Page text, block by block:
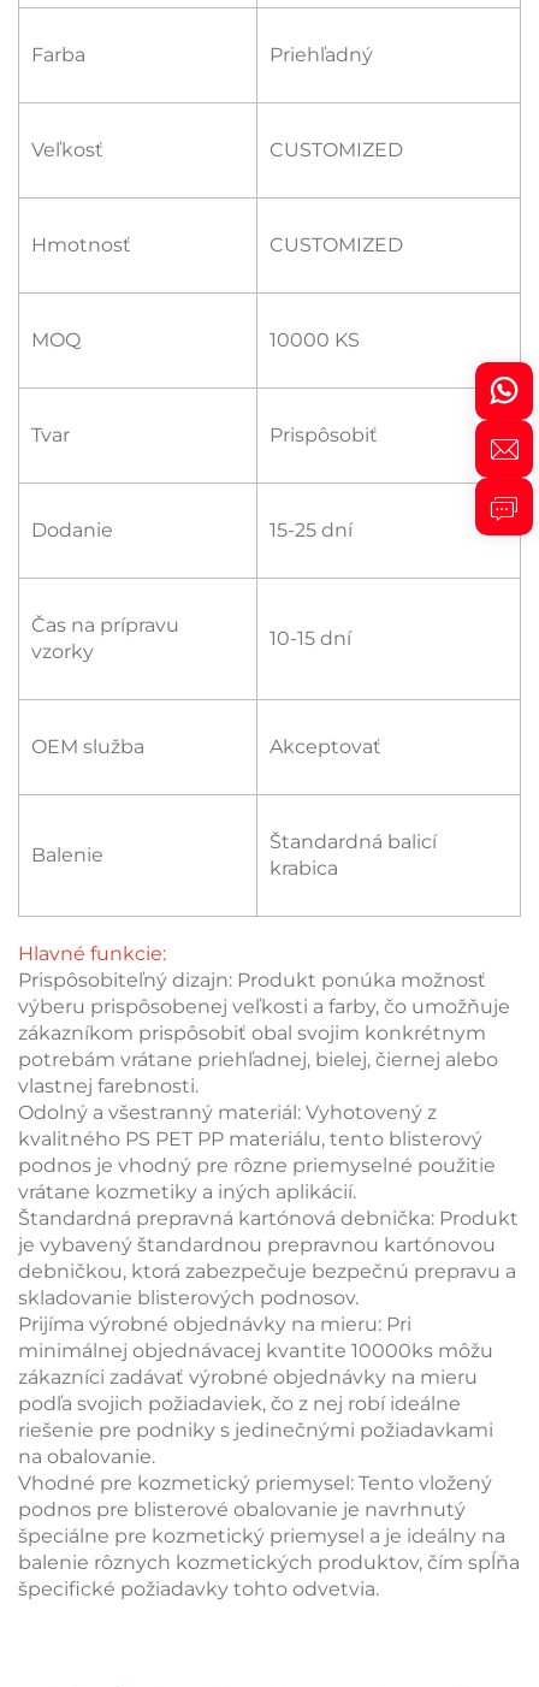
Farba Priehľadný
Veľkosť CUSTOMIZED
Hmotnosť CUSTOMIZED
MOQ 10000 KS
Tvar Prispôsobiť
Dodanie 15-25 dní
Čas na prípravu
vzorky
10-15 dní
OEM služba Akceptovať
Balenie
Štandardná balicí
krabica
Hlavné funkcie:
Prispôsobiteľný dizajn: Produkt ponúka možnosť
výberu prispôsobenej veľkosti a farby, čo umožňuje
zákazníkom prispôsobiť obal svojim konkrétnym
potrebám vrátane priehľadnej, bielej, čiernej alebo
vlastnej farebnosti.
Odolný a všestranný materiál: Vyhotovený z
kvalitného PS PET PP materiálu, tento blisterový
podnos je vhodný pre rôzne priemyselné použitie
vrátane kozmetiky a iných aplikácií.
Štandardná prepravná kartónová debnička: Produkt
je vybavený štandardnou prepravnou kartónovou
debničkou, ktorá zabezpečuje bezpečnú prepravu a
skladovanie blisterových podnosov.
Prijíma výrobné objednávky na mieru: Pri
minimálnej objednávacej kvantite 10000ks môžu
zákazníci zadávať výrobné objednávky na mieru
podľa svojich požiadaviek, čo z nej robí ideálne
riešenie pre podniky s jedinečnými požiadavkami
na obalovanie.
Vhodné pre kozmetický priemysel: Tento vložený
podnos pre blisterové obalovanie je navrhnutý
špeciálne pre kozmetický priemysel a je ideálny na
balenie rôznych kozmetických produktov, čím spĺňa
špecifické požiadavky tohto odvetvia.